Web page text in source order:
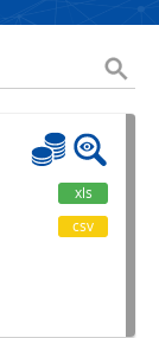
xls
csv